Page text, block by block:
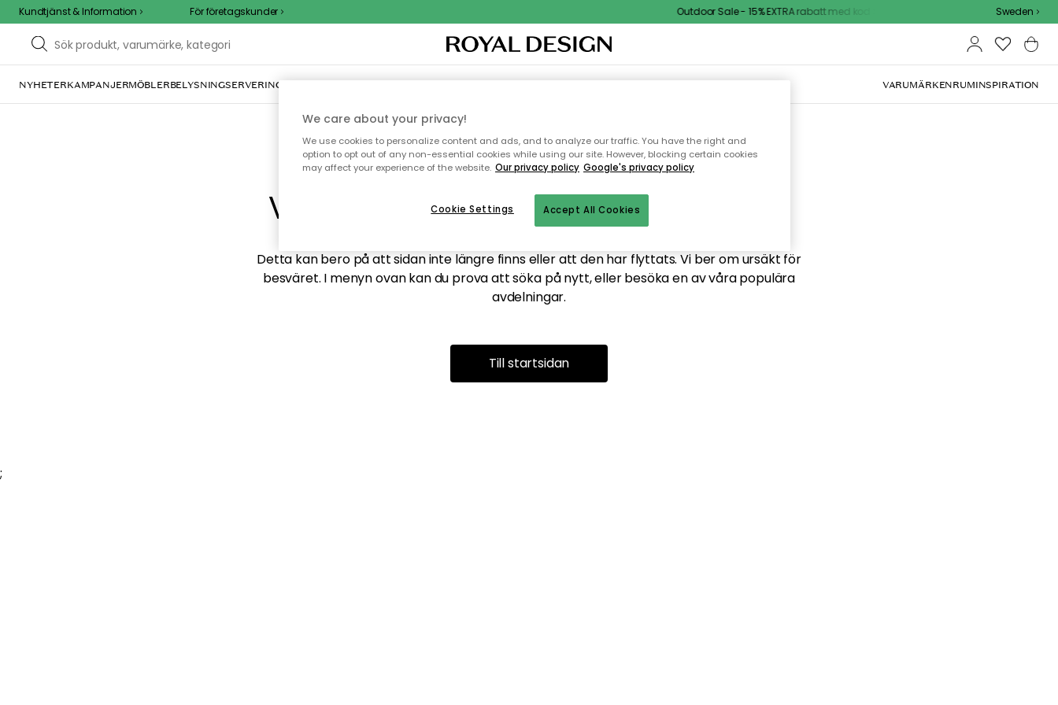
Kundtjänst & Information För företagskunder Outdoor Sale - 15% EXTRA rabatt med kod Sweden
NYHETERKAMPANJERMÖBLERBELYSNINGSERVERING INREDNINGTEXTIL & MATTORKÖKETFÖRVARINGUTEMÖBLER VARUMÄRKENRUMINSPIRATION
Vi hittar tyvärr inte sidan du söker
Detta kan bero på att sidan inte längre finns eller att den har flyttats. Vi ber om ursäkt för
besväret. I menyn ovan kan du prova att söka på nytt, eller besöka en av våra populära
avdelningar.
Till startsidan
;
We care about your privacy!
We use cookies to personalize content and ads, and to analyze our traffic. You have the right and
option to opt out of any non-essential cookies while using our site. However, blocking certain cookies
may affect your experience of the website. Our privacy policy Google's privacy policy
Accept All Cookies
Cookie Settings